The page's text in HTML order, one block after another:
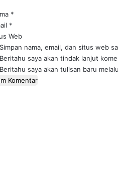
*
*
Web
Simpan nama, email, dan situs web
Beritahu saya akan tindak lanjut
Beritahu saya akan tulisan baru